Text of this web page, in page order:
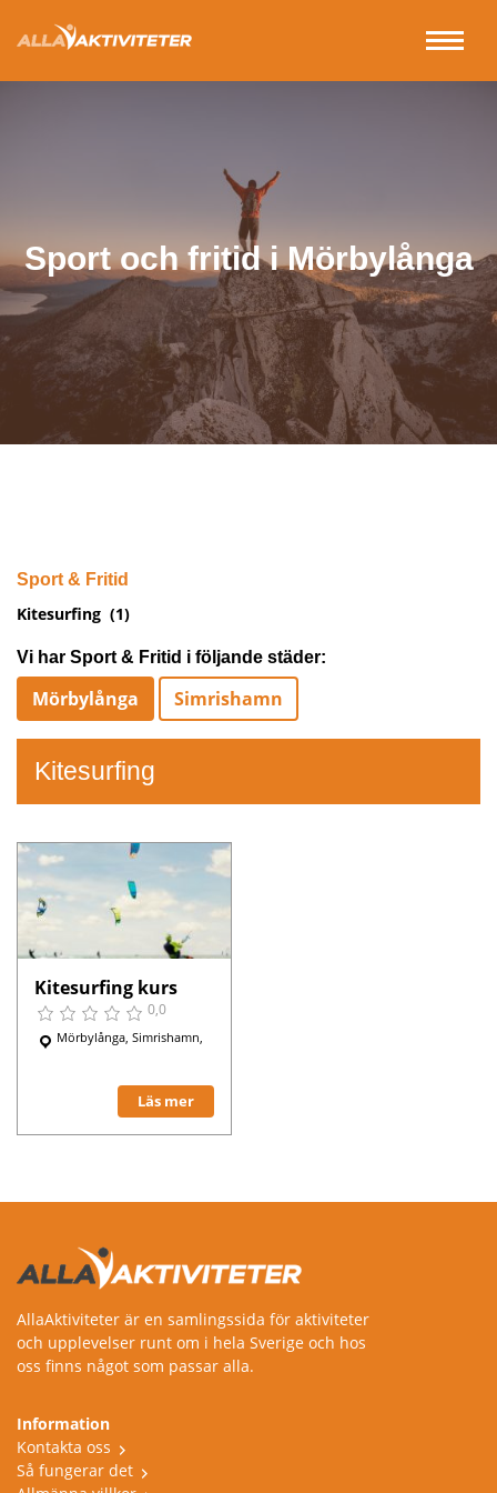
Sport och fritid i Mörbylånga
Sport & Fritid
Kitesurfing (1)
Vi har Sport & Fritid i följande städer:
Mörbylånga Simrishamn
Kitesurfing
Kitesurfing kurs
0,0
Mörbylånga, Simrishamn,
Läs mer
AllaAktiviteter är en samlingssida för aktiviteter
och upplevelser runt om i hela Sverige och hos
oss finns något som passar alla.
Information
Kontakta oss
Så fungerar det